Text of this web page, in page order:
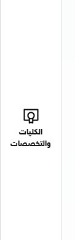
الكليات
والتخصصات